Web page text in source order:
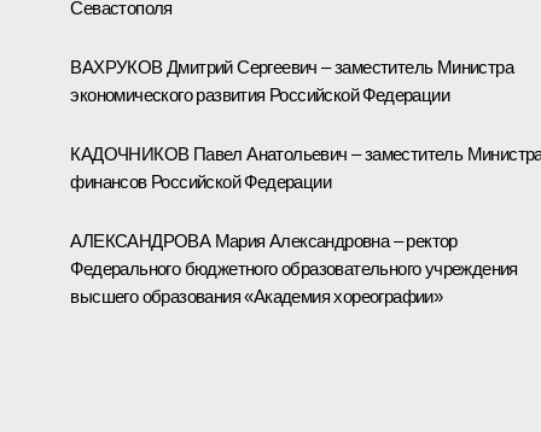
Севастополя
ВАХРУКОВ Дмитрий Сергеевич – заместитель Министра
экономического развития Российской Федерации
КАДОЧНИКОВ Павел Анатольевич – заместитель
финансов Российской Федерации
АЛЕКСАНДРОВА Мария Александровна – ректор
Федерального бюджетного образовательного учреждения
высшего образования «Академия хореографии»